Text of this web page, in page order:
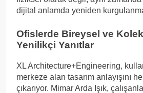
dijital anlamda yeniden
Ofislerde Bireysel ve
Yenilikçi Yanıtlar
XL Architecture+Engineering,
merkeze alan tasarım anlayışını
çıkarıyor. Mimar Arda Işık,